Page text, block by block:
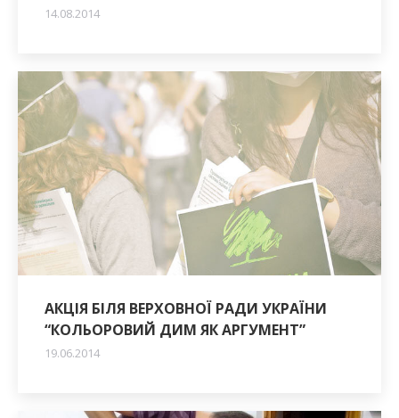
14.08.2014
АКЦІЯ БІЛЯ ВЕРХОВНОЇ РАДИ УКРАЇНИ
“КОЛЬОРОВИЙ ДИМ ЯК АРГУМЕНТ”
19.06.2014